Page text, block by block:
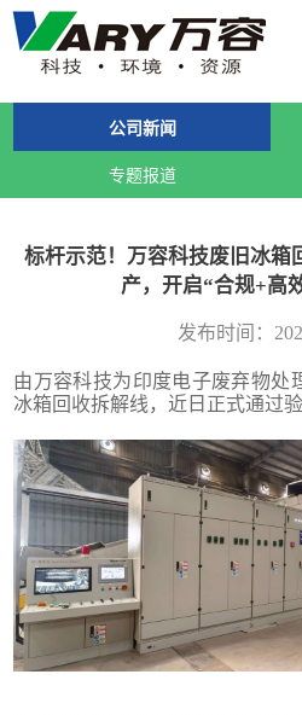
公司新闻
专题报道
标杆示范！万容科技废旧冰箱
产，开启“合规+高
发布时间：
由万容科技为印度电子废弃物处
冰箱回收拆解线，近日正式通过